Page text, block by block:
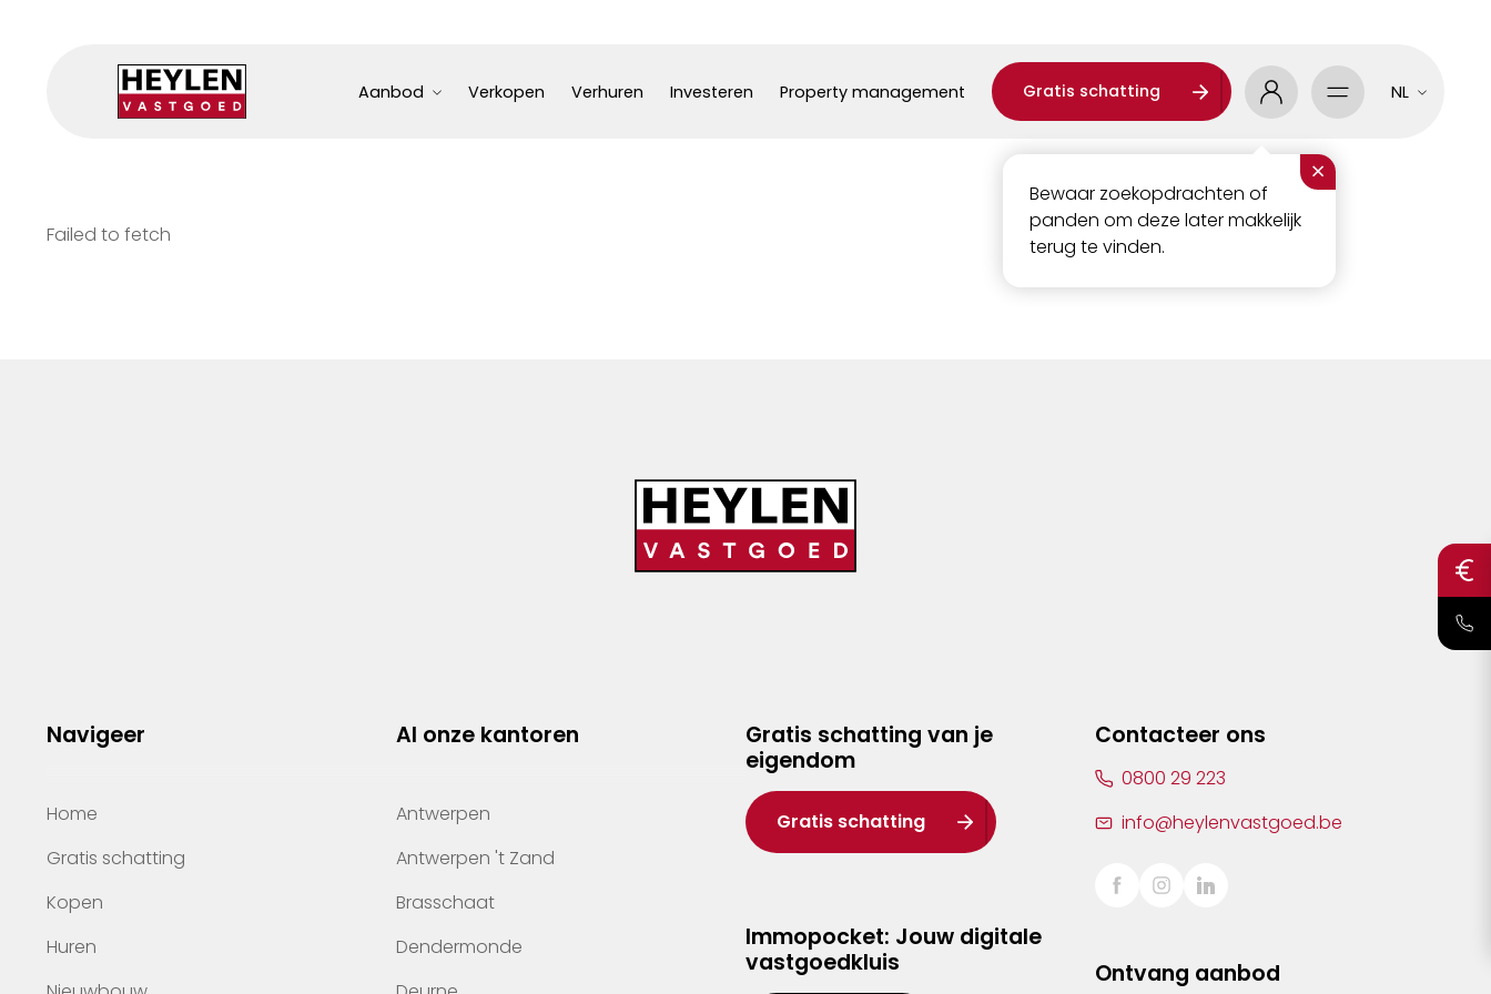
Aanbod Verkopen Verhuren Investeren Property management Gratis schatting
×
Bewaar zoekopdrachten of
panden om deze later makkelijk
terug te vinden.
NL
Failed to fetch
Navigeer
Home
Gratis schatting
Kopen
Huren
Al onze kantoren
Antwerpen
Antwerpen 't Zand
Brasschaat
Dendermonde
Gratis schatting van je
eigendom
Gratis schatting
Immopocket: Jouw digitale
vastgoedkluis
Contacteer ons
0800 29 223
info@heylenvastgoed.be
Ontvang aanbod